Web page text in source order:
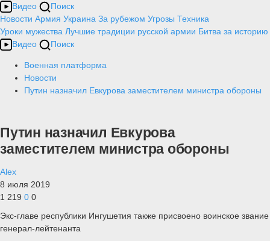
Видео
Поиск
Новости Армия Украина За рубежом Угрозы Техника
Уроки мужества Лучшие традиции русской армии Битва за историю
Видео
Поиск
Военная платформа
Новости
Путин назначил Евкурова заместителем министра обороны
Путин назначил Евкурова
заместителем министра обороны
Alex
8 июля 2019
1 219 0 0
Экс-главе республики Ингушетия также присвоено воинское звание
генерал-лейтенанта